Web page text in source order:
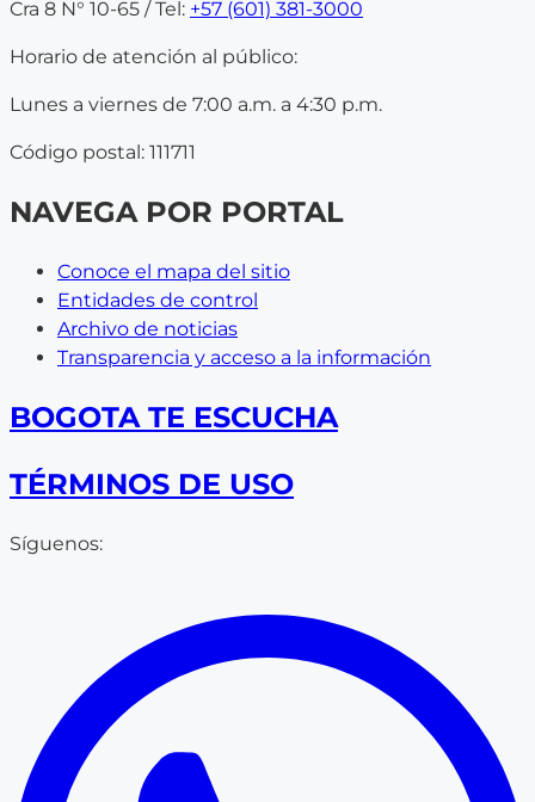
Cra 8 N° 10-65 / Tel: +57 (601) 381-3000
Horario de atención al público:
Lunes a viernes de 7:00 a.m. a 4:30 p.m.
Código postal: 111711
NAVEGA POR PORTAL
Conoce el mapa del sitio
Entidades de control
Archivo de noticias
Transparencia y acceso a la información
BOGOTA TE ESCUCHA
TÉRMINOS DE USO
Síguenos: